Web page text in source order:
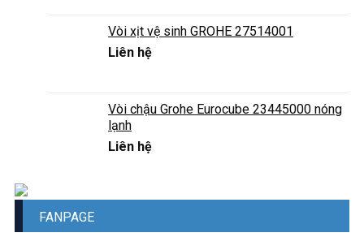
Vòi xịt vệ sinh GROHE 27514001
Liên hệ
Vòi chậu Grohe Eurocube 23445000 nóng
lạnh
Liên hệ
FANPAGE